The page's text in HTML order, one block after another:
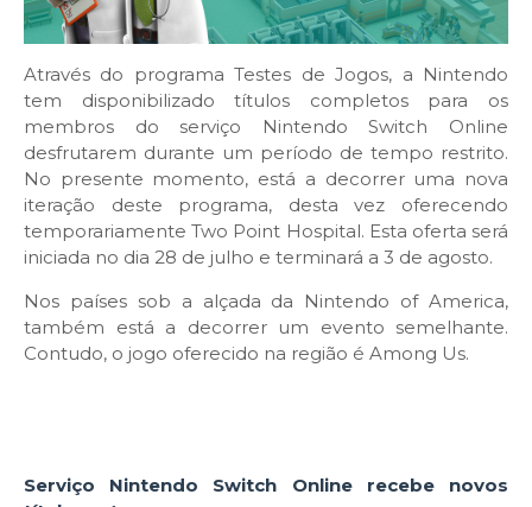
Através do programa Testes de Jogos, a Nintendo
tem disponibilizado títulos completos para os
membros do serviço Nintendo Switch Online
desfrutarem durante um período de tempo restrito.
No presente momento, está a decorrer uma nova
iteração deste programa, desta vez oferecendo
temporariamente Two Point Hospital. Esta oferta será
iniciada no dia 28 de julho e terminará a 3 de agosto.
Nos países sob a alçada da Nintendo of America,
também está a decorrer um evento semelhante.
Contudo, o jogo oferecido na região é Among Us.
Serviço Nintendo Switch Online recebe novos